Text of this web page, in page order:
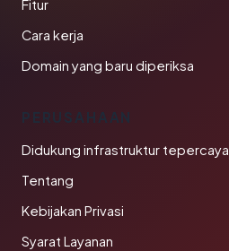
Fitur
Cara kerja
Domain yang baru diperiksa
PERUSAHAAN
Didukung infrastruktur tepercaya
Tentang
Kebijakan Privasi
Syarat Layanan